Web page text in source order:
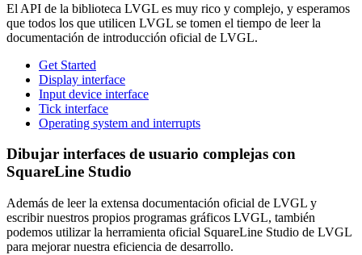
El API de la biblioteca LVGL es muy rico y complejo, y esperamos
que todos los que utilicen LVGL se tomen el tiempo de leer la
documentación de introducción oficial de LVGL.
Get Started
Display interface
Input device interface
Tick interface
Operating system and interrupts
Dibujar interfaces de usuario complejas con
SquareLine Studio
Además de leer la extensa documentación oficial de LVGL y
escribir nuestros propios programas gráficos LVGL, también
podemos utilizar la herramienta oficial SquareLine Studio de LVGL
para mejorar nuestra eficiencia de desarrollo.